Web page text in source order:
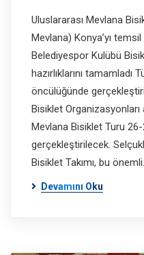
Uluslararası Mevlana
Mevlana) Konya’yı
Belediyespor Kulübü
hazırlıklarını
öncülüğünde
Bisiklet Organizasyonları
Mevlana Bisiklet Turu
gerçekleştirilecek.
Bisiklet Takımı, bu
Devamını Oku